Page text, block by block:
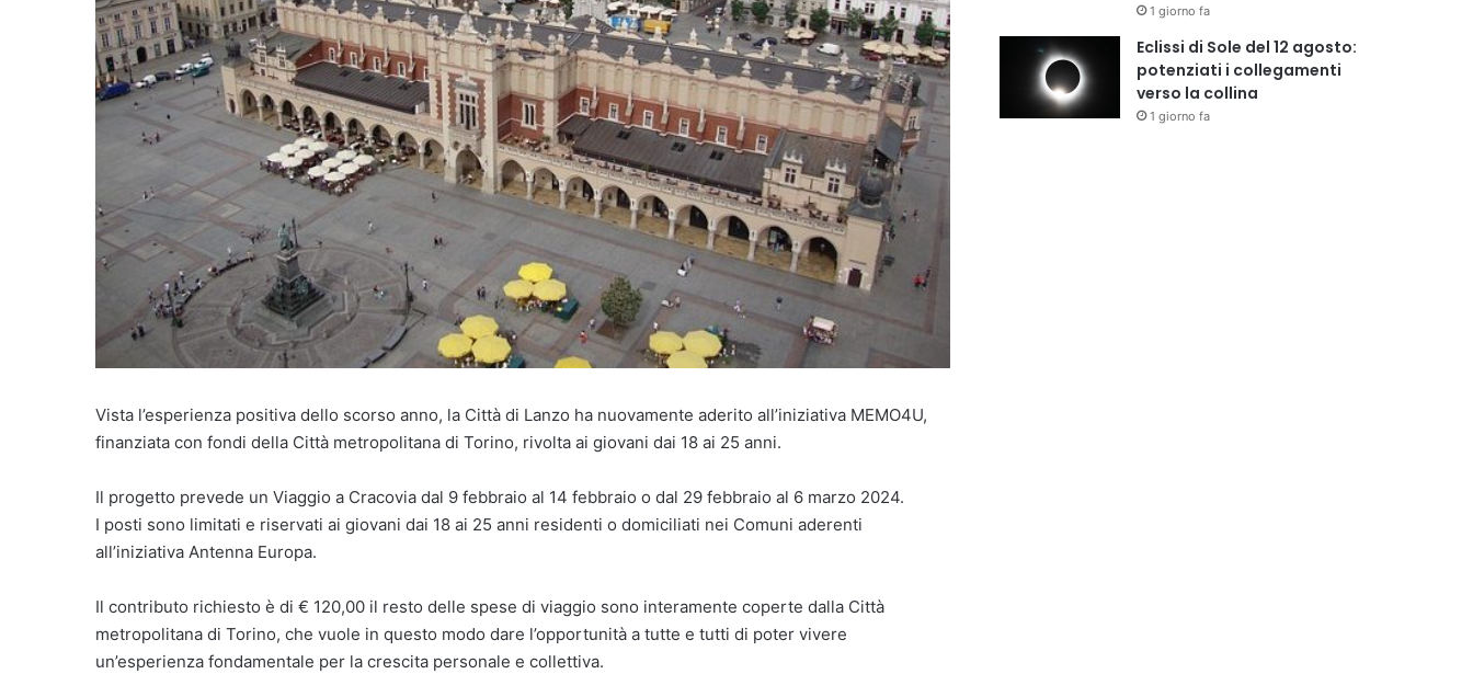
Vista l’esperienza positiva dello scorso anno, la Città di Lanzo ha nuovamente aderito all’iniziativa MEMO4U,
finanziata con fondi della Città metropolitana di Torino, rivolta ai giovani dai 18 ai 25 anni.
Il progetto prevede un Viaggio a Cracovia dal 9 febbraio al 14 febbraio o dal 29 febbraio al 6 marzo 2024.
I posti sono limitati e riservati ai giovani dai 18 ai 25 anni residenti o domiciliati nei Comuni aderenti
all’iniziativa Antenna Europa.
Il contributo richiesto è di € 120,00 il resto delle spese di viaggio sono interamente coperte dalla Città
metropolitana di Torino, che vuole in questo modo dare l’opportunità a tutte e tutti di poter vivere
un’esperienza fondamentale per la crescita personale e collettiva.
1 giorno fa
Eclissi di Sole del 12 agosto:
potenziati i collegamenti
verso la collina
1 giorno fa